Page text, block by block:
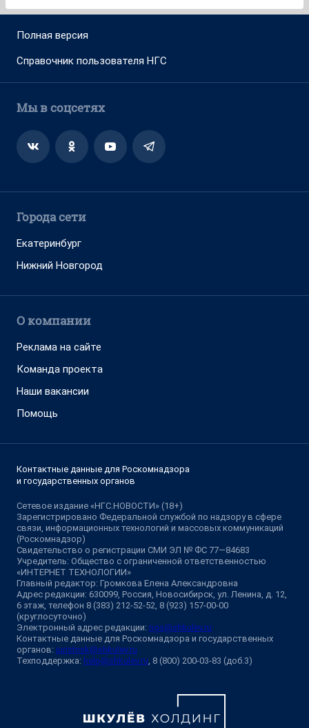
Полная версия
Справочник пользователя НГС
Мы в соцсетях
Города сети
Екатеринбург
Нижний Новгород
О компании
Реклама на сайте
Команда проекта
Наши вакансии
Помощь
Контактные данные для Роскомнадзора
и государственных органов
Сетевое издание «НГС.НОВОСТИ» (18+)
Зарегистрировано Федеральной службой по надзору в сфере
связи, информационных технологий и массовых коммуникаций
(Роскомнадзор)
Свидетельство о регистрации СМИ ЭЛ № ФС 77—84683
Учредитель: Общество с ограниченной ответственностью
«ИНТЕРНЕТ ТЕХНОЛОГИИ»
Главный редактор: Громкова Елена Александровна
Адрес редакции: 630099, Россия, Новосибирск, ул. Ленина, д. 12,
6 этаж, телефон 8 (383) 212-52-52, 8 (923) 157-00-00
(круглосуточно)
Электронный адрес редакции: ngs@shkulev.ru
Контактные данные для Роскомнадзора и государственных
органов: juristnsk@shkulev.ru
Техподдержка: help@shkulev.ru, 8 (800) 200-03-83 (доб.3)